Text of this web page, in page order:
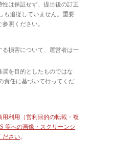
は保証せず、提出後の訂正
も追従していません。重要
照ください。
損害について、運営者は一
を目的としたものではな
責任に基づいて行ってくだ
利用（営利目的の転載・複
等への画像・スクリーンシ
ださい。